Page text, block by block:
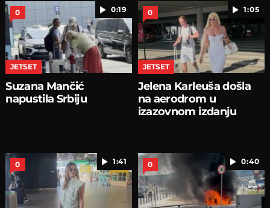
0:19
0
JETSET
Suzana Mančić
napustila Srbiju
1:05
0
JETSET
Jelena Karleuša došla
na aerodrom u
izazovnom izdanju
1:41
0 0:40
0